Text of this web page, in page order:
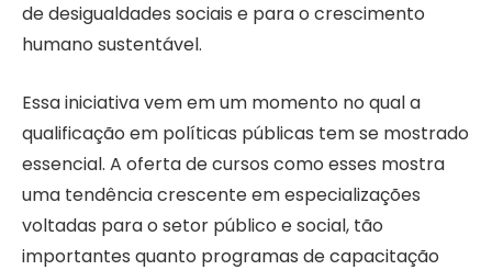
de desigualdades sociais e para o crescimento
humano sustentável.
Essa iniciativa vem em um momento no qual a
qualificação em políticas públicas tem se mostrado
essencial. A oferta de cursos como esses mostra
uma tendência crescente em especializações
voltadas para o setor público e social, tão
importantes quanto programas de capacitação